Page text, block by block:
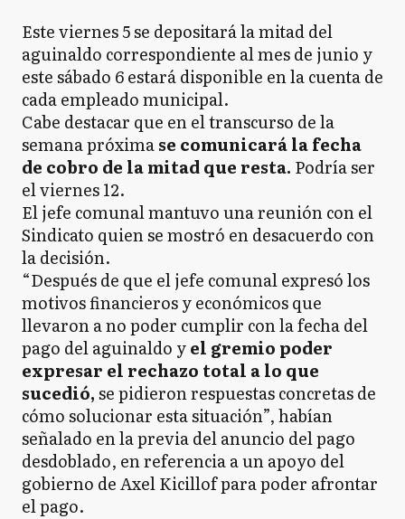
Este viernes 5 se depositará la mitad del
aguinaldo correspondiente al mes de junio y
este sábado 6 estará disponible en la cuenta de
cada empleado municipal.
️Cabe destacar que en el transcurso de la
semana próximase comunicará la fecha
de cobro de la mitad que resta. Podría ser
el viernes 12.
El jefe comunal mantuvo una reunión con el
Sindicato quien se mostró en desacuerdo con
la decisión.
“Después de que el jefe comunal expresó los
motivos financieros y económicos que
llevaron a no poder cumplir con la fecha del
pago del aguinaldo yel gremio poder
expresar el rechazo total a lo que
sucedió,se pidieron respuestas concretas de
cómo solucionar esta situación”, habían
señalado en la previa del anuncio del pago
desdoblado, en referencia a un apoyo del
gobierno de Axel Kicillof para poder afrontar
el pago.